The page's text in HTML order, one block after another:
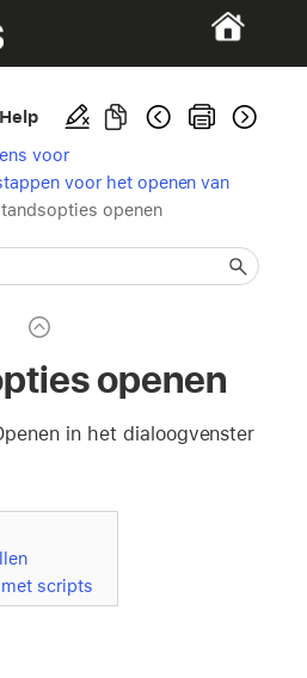
voor
voor het openen van
openen
openen
in het dialoogvenster
scripts